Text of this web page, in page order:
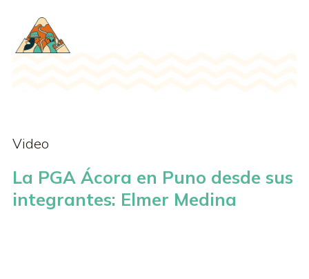
Video
La PGA Ácora en Puno desde sus
integrantes: Elmer Medina